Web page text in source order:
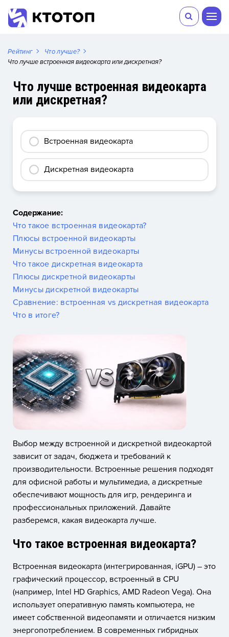
Рейтинг
Что лучше?
Что лучше встроенная видеокарта или дискретная?
Что лучше встроенная видеокарта
или дискретная?
Встроенная видеокарта
Дискретная видеокарта
Содержание:
Что такое встроенная видеокарта?
Плюсы встроенной видеокарты
Минусы встроенной видеокарты
Что такое дискретная видеокарта
Плюсы дискретной видеокарты
Минусы дискретной видеокарты
Сравнение: встроенная vs дискретная видеокарта
Что в итоге?
Выбор между встроенной и дискретной видеокартой
зависит от задач, бюджета и требований к
производительности. Встроенные решения подходят
для офисной работы и мультимедиа, а дискретные
обеспечивают мощность для игр, рендеринга и
профессиональных приложений. Давайте
разберемся, какая видеокарта лучше.
Что такое встроенная видеокарта?
Встроенная видеокарта (интегрированная, iGPU) – это
графический процессор, встроенный в CPU
(например, Intel HD Graphics, AMD Radeon Vega). Она
использует оперативную память компьютера, не
имеет собственной видеопамяти и отличается низким
энергопотреблением. В современных гибридных